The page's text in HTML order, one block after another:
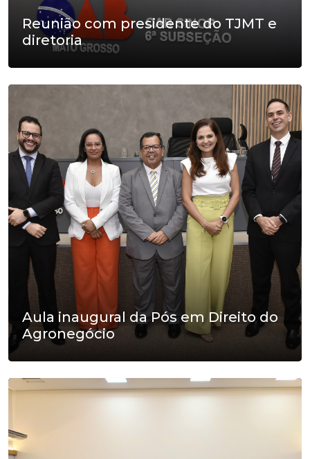
Reunião com presidente do TJMT e
diretoria
Aula inaugural da Pós em Direito do
Agronegócio